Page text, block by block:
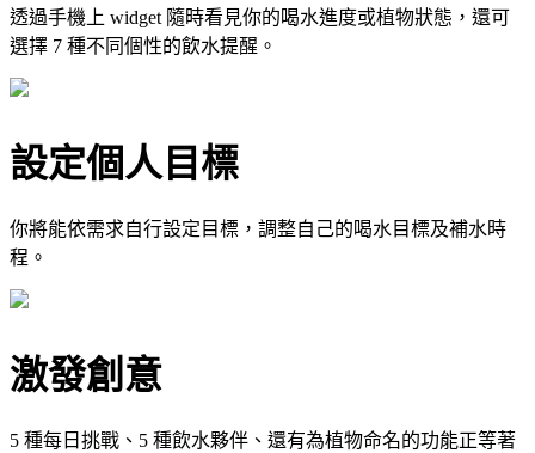
透過手機上 widget 隨時看見你的喝水進度或植物狀態，還可
選擇 7 種不同個性的飲水提醒。
設定個人目標
你將能依需求自行設定目標，調整自己的喝水目標及補水時
程。
激發創意
5 種每日挑戰、5 種飲水夥伴、還有為植物命名的功能正等著